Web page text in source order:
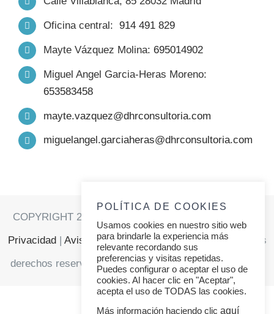
NOSOTROS
FORMACIÓN
PRODUCTOS
TRABAJO
CONTACTO
Oficina central: 914 491 829
Mayte Vázquez Molina: 695014902
Miguel Angel Garcia-Heras Moreno:
653583458
mayte.vazquez@dhrconsultoria.com
miguelangel.garciaheras@dhrconsultoria.com
COPYRIGHT 2021 | DHR CONSULTORIA |
Privacidad
Aviso Legal |Política de Cookies| Todos los
derechos reservados |Diseñada por Thunder Creativos
POLÍTICA DE COOKIES
Usamos cookies en nuestro sitio web
para brindarle la experiencia más
relevante recordando sus
preferencias y visitas repetidas.
Puedes configurar o aceptar el uso de
cookies. Al hacer clic en "Aceptar",
acepta el uso de TODAS las cookies.
Más información haciendo clic aquí